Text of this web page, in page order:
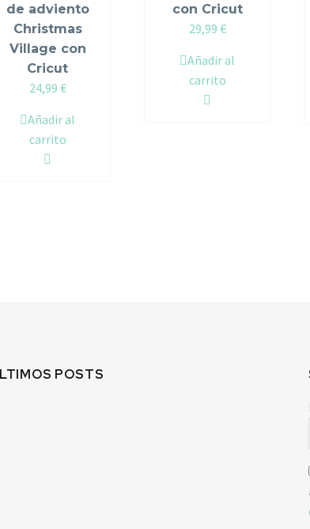
de adviento
Christmas
Village con
Cricut
24,99 €
Añadir al
carrito
con Cricut
29,99 €
Añadir al
carrito
POSTS